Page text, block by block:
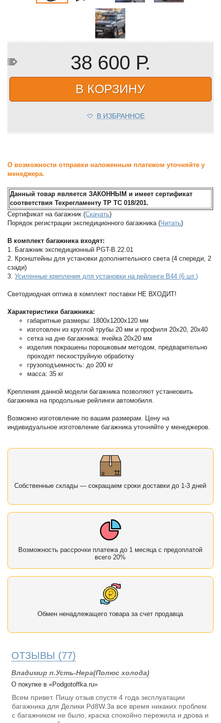
38 600 Р.
В КОРЗИНУ
В ИЗБРАННОЕ
О возможности отправки наложенным платежом уточняйте у
менеджера.
Данный товар является ЗАКОННЫМ и имеет сертификат
соответствия Техрегламенту ТР ТС 018/201.
Сертификат на багажник (Скачать)
Порядок регистрации экспедиционного багажника (Читать)
В комплект багажника входят:
1. Багажник экспедиционный PGT-B.22.01
2. Кронштейны для установки дополнительного света (4 спереди, 2
сзади)
3.Усиленные крепления для установки на рейлинги B44 (6 шт.)
Светодиодная оптика в комплект поставки НЕ ВХОДИТ!
Характеристики багажника:
габаритные размеры: 1800х1200х120 мм
изготовлен из круглой трубы 20 мм и профиля 20х20, 20х40
сетка на дне багажника: ячейка 20х20 мм
изделия покрашены порошковым методом, предварительно
проходят пескоструйную обработку
грузоподъемность: до 200 кг
масса: 35 кг
Крепления данной модели багажника позволяют устанеовить
багажника на продольные рейлинги автомобиля.
Возможно изготовление по вашим размерам. Цену на
индивидуальное изготовление багажника уточняйте у менеджеров.
Собственные склады — сокращаем сроки доставки до 1-3 дней
Возможность рассрочки платежа до 1 месяца с предоплатой
всего 20%
Обмен ненадлежащего товара за счет продавца
ОТЗЫВЫ (77)
Владимир п.Усть-Нера(Полюс холода)
О покупке в «Podgotoffka.ru»
Всем привет. Пишу отзыв спустя 4 года эксплуатации
багажника для Делики Pd8W.За все время никаких проблем
с багажником не было, краска спокойно пережила и дрова и